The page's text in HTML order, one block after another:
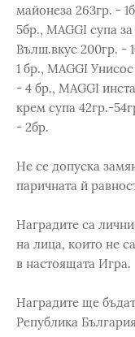
майонеза 263гр. -
5бр., MAGGI супа
Вълш.вкус 200гр. -
1 бр., MAGGI
- 4 бр., MAGGI
крем супа 42гр.-
- 2бр.
Не се допуска
паричната й
Наградите са
на лица, които не
в настоящата Игра.
Наградите ще
Република